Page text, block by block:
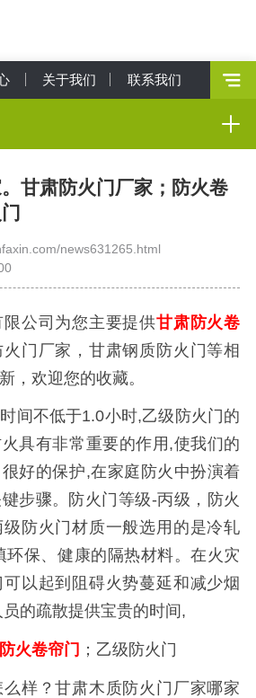
关于我们 联系我们
甘肃防火门厂家；防火卷
news631265.html
公司为您主要提供甘肃防火卷
火门厂家，甘肃钢质防火门等相
，欢迎您的收藏。
间不低于1.0小时,乙级防火门的
具有非常重要的作用,使我们的
好的保护,在家庭防火中扮演着
步骤。防火门等级-丙级，防火
防火门材质一般选用的是冷轧
环保、健康的隔热材料。在火灾
以起到阻碍火势蔓延和减少烟
的疏散提供宝贵的时间,
火卷帘门 ；乙级防火门
样？甘肃木质防火门厂家哪家